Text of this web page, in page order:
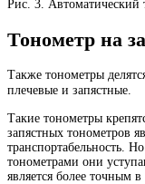
Рис. 3. Автоматический
Тонометр на
Также тонометры
плечевые и запястные.⠀
Такие тонометры
запястных тонометров
транспортабельность.
тонометрами они
является более точным